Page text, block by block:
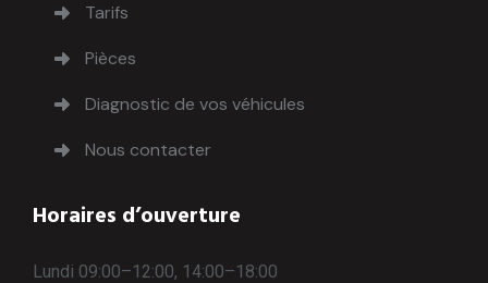
Tarifs
Pièces
Diagnostic de vos véhicules
Nous contacter
Horaires d’ouverture
Lundi 09:00–12:00, 14:00–18:00